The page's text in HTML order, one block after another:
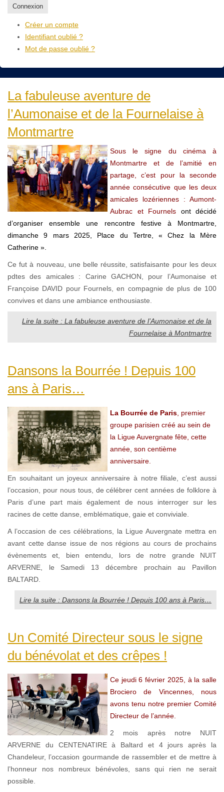
Connexion
Créer un compte
Identifiant oublié ?
Mot de passe oublié ?
La fabuleuse aventure de
l’Aumonaise et de la Fournelaise à
Montmartre
Sous le signe du cinéma à
Montmartre et de l’amitié en
partage,c’est pour la seconde
année consécutive que les deux
amicales lozériennes : Aumont-
Aubrac et Fournels ont décidé
d’organiser ensemble une rencontre festive à Montmartre,
dimanche 9 mars 2025, Place du Tertre, « Chez la Mère
Catherine ».
Ce fut à nouveau, une belle réussite, satisfaisante pour les deux
pdtes des amicales : Carine GACHON, pour l’Aumonaise et
Françoise DAVID pour Fournels, en compagnie de plus de 100
convives et dans une ambiance enthousiaste.
Lire la suite : La fabuleuse aventure de l’Aumonaise et de la
Fournelaise à Montmartre
Dansons la Bourrée ! Depuis 100
ans à Paris…
La Bourrée de Paris , premier
groupe parisien créé au sein de
la Ligue Auvergnate fête, cette
année, son centième
anniversaire.
En souhaitant un joyeux anniversaire à notre filiale, c’est aussi
l’occasion, pour nous tous, de célébrer cent années de folklore à
Paris d’une part mais également de nous interroger sur les
racines de cette danse, emblématique, gaie et conviviale.
A l’occasion de ces célébrations, la Ligue Auvergnate mettra en
avant cette danse issue de nos régions au cours de prochains
évènements et, bien entendu, lors de notre grande NUIT
ARVERNE, le Samedi 13 décembre prochain au Pavillon
BALTARD.
Lire la suite : Dansons la Bourrée ! Depuis 100 ans à Paris…
Un Comité Directeur sous le signe
du bénévolat et des crêpes !
Ce jeudi 6 février 2025, à la salle
Brociero de Vincennes, nous
avons tenu notre premier Comité
Directeur de l’année.
2 mois après notre NUIT
ARVERNE du CENTENATIRE à Baltard et 4 jours après la
Chandeleur, l’occasion gourmande de rassembler et de mettre à
l’honneur nos nombreux bénévoles, sans qui rien ne serait
possible.